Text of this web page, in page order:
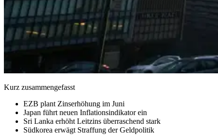
Kurz zusammengefasst
EZB plant Zinserhöhung im Juni
Japan führt neuen Inflationsindikator ein
Sri Lanka erhöht Leitzins überraschend stark
Südkorea erwägt Straffung der Geldpolitik